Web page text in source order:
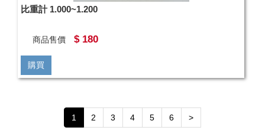
比重計 1.000~1.200
商品售價 $ 180
購買
1 2 3 4 5 6 >